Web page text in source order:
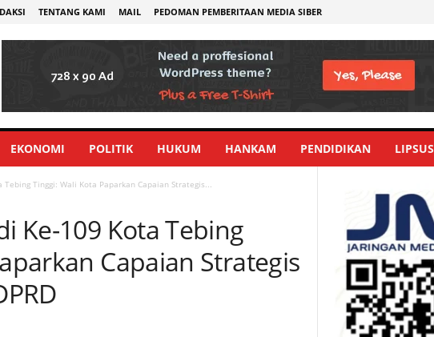
TENTANG KAMI MAIL PEDOMAN PEMBERITAAN MEDIA SIBER
EKONOMI POLITIK HUKUM HANKAM PENDIDIKAN LIPSUS
Tebing Tinggi: Wali Kota Paparkan Capaian Strategis...
Ke-109 Kota Tebing
Capaian Strategis